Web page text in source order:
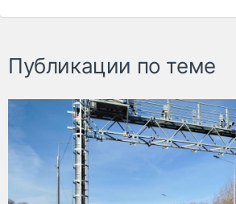
Публикации по теме